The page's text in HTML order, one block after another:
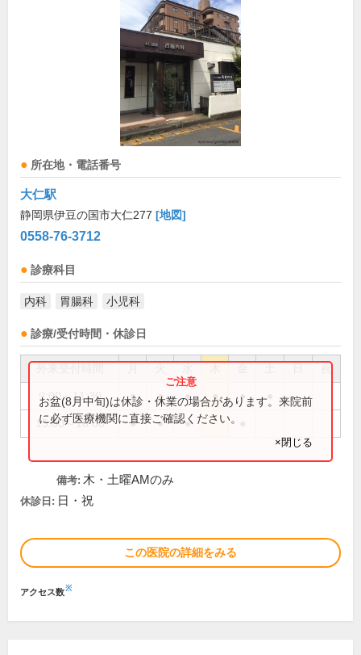
所在地・電話番号
大仁駅
静岡県伊豆の国市大仁277 [地図]
0558-76-3712
診療科目
内科 胃腸科 小児科
診療/受付時間・休診日
祝
9:00～11:30 ● ● ● ● ●
15:00～18:00 ● ● ●
お盆(8月中旬)は休診・休業の場合があります。来院前
に必ず医療機関に直接ご確認ください。
×閉じる
備考: 木・土曜AMのみ
休診日: 日・祝
この医院の詳細をみる
アクセス数※